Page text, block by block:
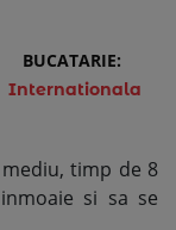
BUCATARIE:
Internationala
timp de 8
si sa se